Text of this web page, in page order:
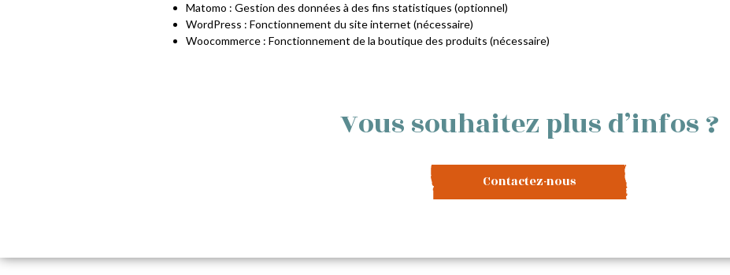
Matomo : Gestion des données à des fins statistiques (optionnel)
WordPress : Fonctionnement du site internet (nécessaire)
Woocommerce : Fonctionnement de la boutique des produits (nécessaire)
Vous souhaitez plus d’infos ?
Contactez-nous